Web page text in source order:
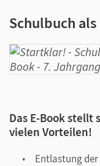
Schulbuch als
Das E-Book stellt
vielen Vorteilen!
Entlastung